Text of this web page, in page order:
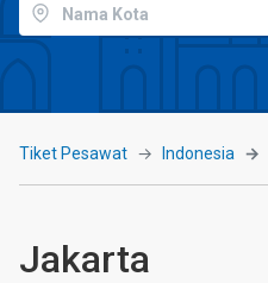
Tiket Pesawat Indonesia
Jakarta